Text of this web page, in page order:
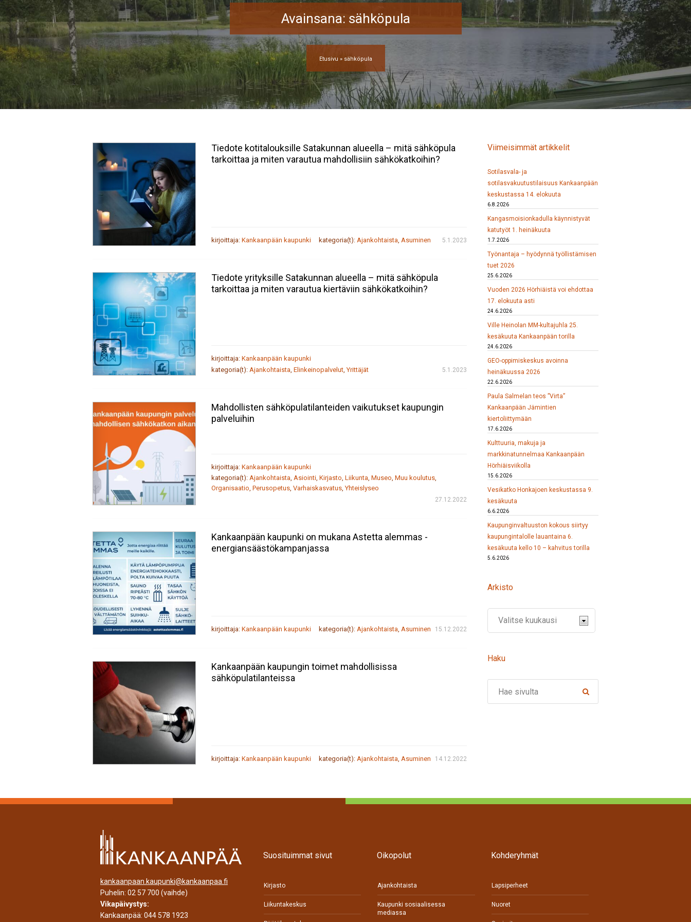
Avainsana: sähköpula
Etusivu » sähköpula
Tiedote kotitalouksille Satakunnan alueella – mitä sähköpula
tarkoittaa ja miten varautua mahdollisiin sähkökatkoihin?
kirjoittaja: Kankaanpään kaupunki kategoria(t): Ajankohtaista Asuminen 5.1.2023
Tiedote yrityksille Satakunnan alueella – mitä sähköpula
tarkoittaa ja miten varautua kiertäviin sähkökatkoihin?
kirjoittaja: Kankaanpään kaupunki
kategoria(t): Ajankohtaista Elinkeinopalvelut,Yrittäjät 5.1.2023
Mahdollisten sähköpulatilanteiden vaikutukset kaupungin
palveluihin
kirjoittaja: Kankaanpään kaupunki
kategoria(t): Ajankohtaista Asiointi, Kirjasto Liikunta Museo Muu koulutus,
Organisaatio Perusopetus, Varhaiskasvatus,Yhteislyseo
27.12.2022
Kankaanpään kaupunki on mukana Astetta alemmas -
energiansäästökampanjassa
kirjoittaja: Kankaanpään kaupunki kategoria(t): Ajankohtaista Asuminen 15.12.2022
Kankaanpään kaupungin toimet mahdollisissa
sähköpulatilanteissa
kirjoittaja: Kankaanpään kaupunki kategoria(t): Ajankohtaista Asuminen 14.12.2022
Viimeisimmät artikkelit
Sotilasvala- ja
sotilasvakuutustilaisuus Kankaanpään
keskustassa 14. elokuuta
6.8.2026
Kangasmoisionkadulla käynnistyvät
katutyöt 1. heinäkuuta
1.7.2026
Työnantaja – hyödynnä työllistämisen
tuet 2026
25.6.2026
Vuoden 2026 Hörhiäistä voi ehdottaa
17. elokuuta asti
24.6.2026
Ville Heinolan MM-kultajuhla 25.
kesäkuuta Kankaanpään torilla
24.6.2026
GEO-oppimiskeskus avoinna
heinäkuussa 2026
22.6.2026
Paula Salmelan teos ”Virta”
Kankaanpään Jämintien
kiertoliittymään
17.6.2026
Kulttuuria, makuja ja
markkinatunnelmaa Kankaanpään
Hörhiäisviikolla
15.6.2026
Vesikatko Honkajoen keskustassa 9.
kesäkuuta
6.6.2026
Kaupunginvaltuuston kokous siirtyy
kaupungintalolle lauantaina 6.
kesäkuuta kello 10 – kahvitus torilla
5.6.2026
Arkisto
Haku
kankaanpaan.kaupunki@kankaanpaa.fi
Puhelin: 02 57 700 (vaihde)
Vikapäivystys:
Kankaanpää: 044 578 1923
Suosituimmat sivut
Kirjasto
Liikuntakeskus
Oikopolut
Ajankohtaista
Kaupunki sosiaalisessa
mediassa
Kohderyhmät
Lapsiperheet
Nuoret